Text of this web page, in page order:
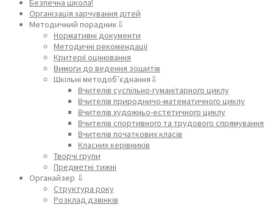
Безпечна школа!
Організація харчування дітей
Методичний порадник⇩
Нормативні документи
Методичні рекомендації
Критерії оцінювання
Вимоги до ведення зошитів
Шкільні методоб’єднання⇩
Вчителів суспільно-гуманітарного циклу
Вчителів природничо-математичного циклу
Вчителів художньо-естетичного циклу
Вчителів спортивного та трудового спрямування
Вчителів початкових класів
Класних керівників
Творчі групи
Предметні тижні
Органайзер ⇩
Структура року
Розклад дзвінків